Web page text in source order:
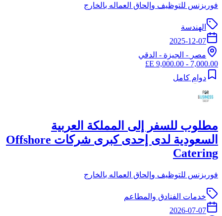
فوربزنس للتوظيف وإلحاق العماله بالخارج
الهندسة
2025-12-07
مصر - الجيزة - الدقي
7,000.00 - 9,000.00 E£
دوام كامل
مطلوب للسفر إلى المملكة العربية
السعودية لدى إحدى كبرى شركات Offshore
Catering
فوربزنس للتوظيف وإلحاق العماله بالخارج
خدمات الفنادق والمطاعم
2026-07-07